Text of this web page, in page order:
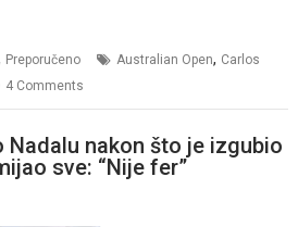
Preporučeno Australian Open, Carlos
4 Comments
nakon što je izgubio
sve: “Nije fer”